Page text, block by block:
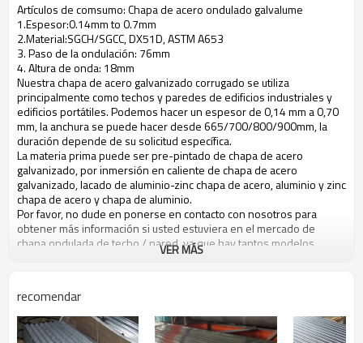
Artículos de comsumo: Chapa de acero ondulado galvalume
1.Espesor:0.14mm to 0.7mm
2.Material:SGCH/SGCC, DX51D, ASTM A653
3. Paso de la ondulación: 76mm
4. Altura de onda: 18mm
Nuestra chapa de acero galvanizado corrugado se utiliza
principalmente como techos y paredes de edificios industriales y
edificios portátiles. Podemos hacer un espesor de 0,14 mm a 0,70
mm, la anchura se puede hacer desde 665/700/800/900mm, la
duración depende de su solicitud específica.
La materia prima puede ser pre-pintado de chapa de acero
galvanizado, por inmersión en caliente de chapa de acero
galvanizado, lacado de aluminio-zinc chapa de acero, aluminio y zinc
chapa de acero y chapa de aluminio.
Por favor, no dude en ponerse en contacto con nosotros para
obtener más información si usted estuviera en el mercado de
chapa ondulada de techo / pared, ya que hay tantos modelos
entran en nuestro ámbito de negocio. Le enviaremos la información
VER MÁS
recomendar